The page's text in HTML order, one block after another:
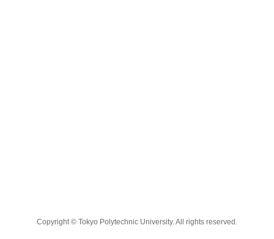
Copyright © Tokyo Polytechnic University. All rights reserved.